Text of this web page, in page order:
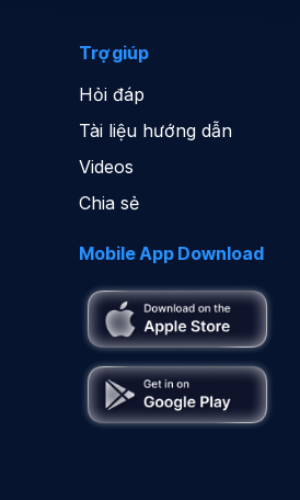
Trợ giúp
Hỏi đáp
Tài liệu hướng dẫn
Videos
Chia sẻ
Mobile App Download